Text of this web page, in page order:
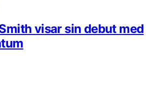
visar sin debut med